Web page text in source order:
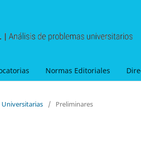
Normas Editoriales
Universitarias / Preliminares